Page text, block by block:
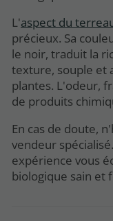
L'aspect du
précieux. Sa
le noir, traduit la
texture, souple et
plantes. L'odeur,
de produits
En cas de doute,
vendeur
expérience vous
biologique sain et